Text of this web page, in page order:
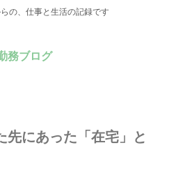
の、仕事と生活の記録です
務ブログ
先にあった「在宅」と